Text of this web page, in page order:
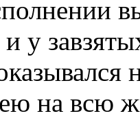
и у
на всю